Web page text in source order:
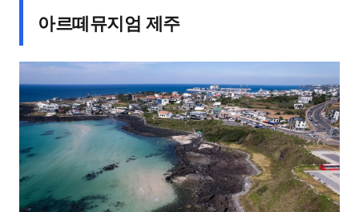
아르떼뮤지엄 제주